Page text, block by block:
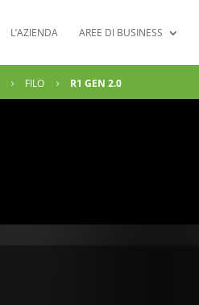
L’AZIENDA AREE DI BUSINESS
5 FILO 5 R1 GEN 2.0